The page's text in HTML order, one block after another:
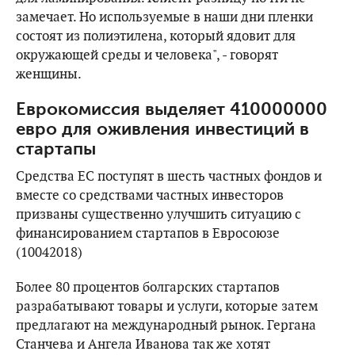
замечает. Но используемые в наши дни пленки
состоят из полиэтилена, который ядовит для
окружающей среды и человека", - говорят
женщины.
Еврокомиссия выделяет 410000000
евро для оживления инвестиций в
стартапы
Средства ЕС поступят в шесть частных фондов и
вместе со средствами частных инвесторов
призваны существенно улучшить ситуацию с
финансированием стартапов в Евросоюзе
(10042018)
Более 80 процентов болгарских стартапов
разрабатывают товары и услуги, которые затем
предлагают на международный рынок. Гергана
Станчева и Ангела Иванова так же хотят